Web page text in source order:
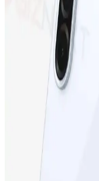
Samsung Galaxy
Gelişmiş Kamera
Samsung Galaxy S24
dayanıklı tasarımıyla
Detaylar ve özellikler
Samsung Galaxy
Uygun Fiyatlı
Samsung Galaxy S23
şık tasarımıyla uygun
kullanım ve profesyonel